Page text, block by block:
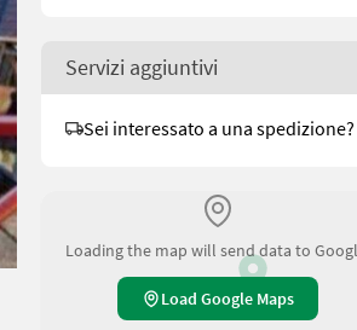
Servizi aggiuntivi
Sei interessato a una spedizione?
Loading the map will send data to
Load Google Maps